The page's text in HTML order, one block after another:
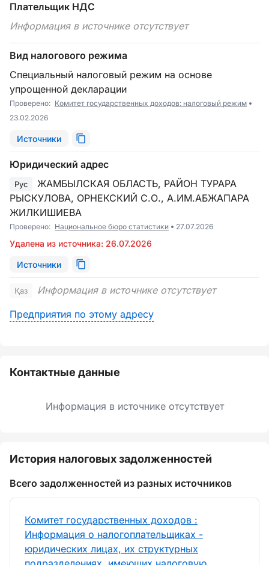
Плательщик НДС
Информация в источнике отсутствует
Вид налогового режима
Специальный налоговый режим на основе
упрощенной декларации
Проверено: Комитет государственных доходов: налоговый режим
23.02.2026
Источники
Юридический адрес
Рус
ЖАМБЫЛСКАЯ ОБЛАСТЬ, РАЙОН ТУРАРА
РЫСКУЛОВА, ОРНЕКСКИЙ С.О., А.ИМ.АБЖАПАРА
ЖИЛКИШИЕВА
Проверено: Национальное бюро статистики 27.07.2026
Удалена из источника: 26.07.2026
Источники
Қаз
Информация в источнике отсутствует
Предприятия по этому адресу
Контактные данные
Информация в источнике отсутствует
История налоговых задолженностей
Всего задолженностей из разных источников
Комитет государственных доходов :
Информация о налогоплательщиках -
юридических лицах, их структурных